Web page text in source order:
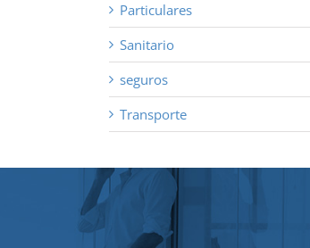
Particulares
Sanitario
seguros
Transporte